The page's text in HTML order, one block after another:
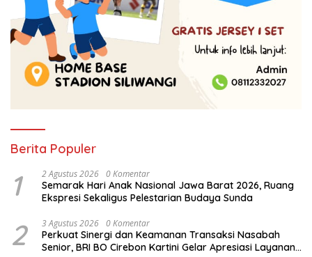
Berita Populer
1 2 Agustus 2026 0 Komentar
Semarak Hari Anak Nasional Jawa Barat 2026, Ruang
Ekspresi Sekaligus Pelestarian Budaya Sunda
2 3 Agustus 2026 0 Komentar
Perkuat Sinergi dan Keamanan Transaksi Nasabah
Senior, BRI BO Cirebon Kartini Gelar Apresiasi Layanan